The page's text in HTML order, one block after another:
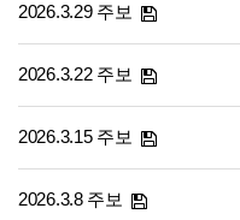
2026.3.29 주보
2026.3.22 주보
2026.3.15 주보
2026.3.8 주보